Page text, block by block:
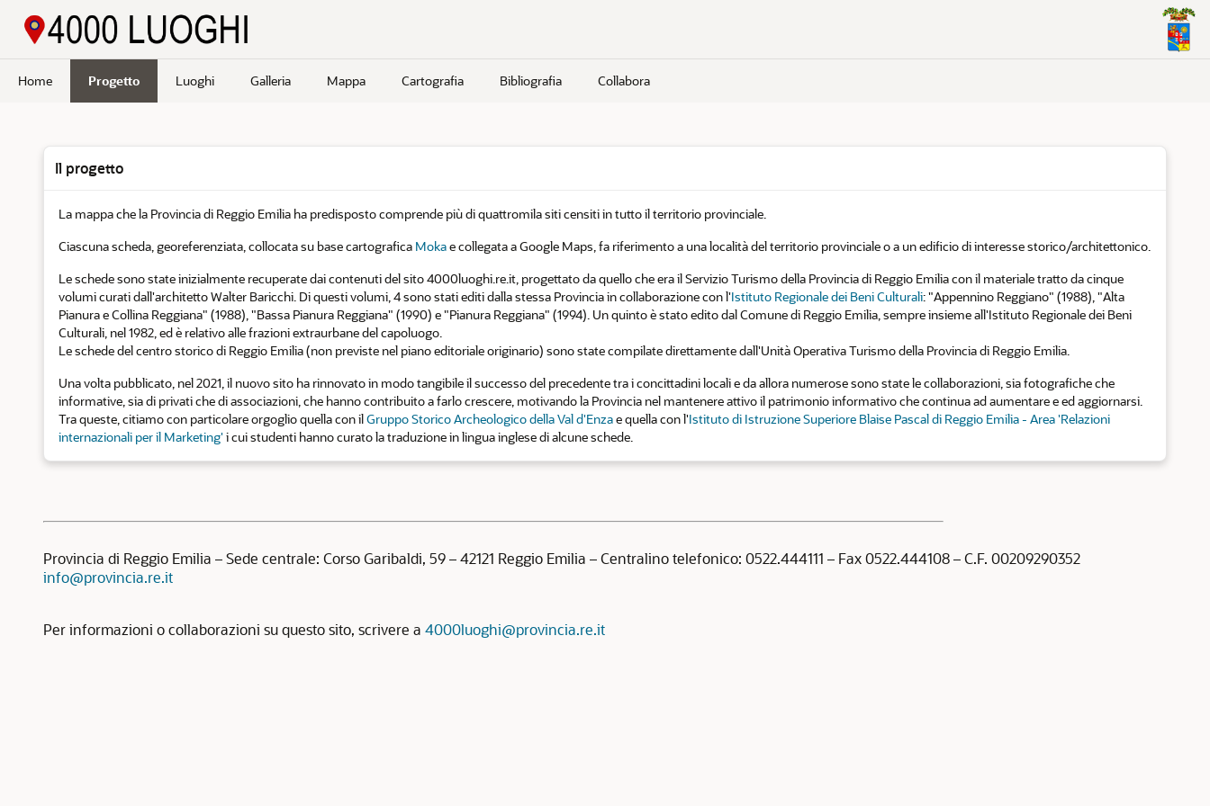
Home Progetto Luoghi Galleria Mappa Cartografia Bibliografia Collabora
Il progetto
La mappa che la Provincia di Reggio Emilia ha predisposto comprende più di quattromila siti censiti in tutto il territorio provinciale.
Ciascuna scheda, georeferenziata, collocata su base cartografica Mokae collegata a Google Maps, fa riferimento a una località del territorio provinciale o a un edificio di interesse storico/architettonico.
Le schede sono state inizialmente recuperate dai contenuti del sito 4000luoghi.re.it, progettato da quello che era il Servizio Turismo della Provincia di Reggio Emilia con il materiale tratto da cinque
volumi curati dall'architetto Walter Baricchi. Di questi volumi, 4 sono stati editi dalla stessa Provincia in collaborazione con l'Istituto Regionale dei Beni Culturali: "Appennino Reggiano" (1988), "Alta
Pianura e Collina Reggiana" (1988), "Bassa Pianura Reggiana" (1990) e "Pianura Reggiana" (1994). Un quinto è stato edito dal Comune di Reggio Emilia, sempre insieme all'Istituto Regionale dei Beni
Culturali, nel 1982, ed è relativo alle frazioni extraurbane del capoluogo.
Le schede del centro storico di Reggio Emilia (non previste nel piano editoriale originario) sono state compilate direttamente dall'Unità Operativa Turismo della Provincia di Reggio Emilia.
Una volta pubblicato, nel 2021, il nuovo sito ha rinnovato in modo tangibile il successo del precedente tra i concittadini locali e da allora numerose sono state le collaborazioni, sia fotografiche che
informative, sia di privati che di associazioni, che hanno contribuito a farlo crescere, motivando la Provincia nel mantenere attivo il patrimonio informativo che continua ad aumentare e ed aggiornarsi.
Tra queste, citiamo con particolare orgoglio quella con ilGruppo Storico Archeologico della Val d'Enzae quella con l'Istituto di Istruzione Superiore Blaise Pascal di Reggio Emilia - Area 'Relazioni
internazionali per il Marketing'i cui studenti hanno curato la traduzione in lingua inglese di alcune schede.
Provincia di Reggio Emilia – Sede centrale: Corso Garibaldi, 59 – 42121 Reggio Emilia – Centralino telefonico: 0522.444111 – Fax 0522.444108 – C.F. 00209290352
info@provincia.re.it
Per informazioni o collaborazioni su questo sito, scrivere a 4000luoghi@provincia.re.it